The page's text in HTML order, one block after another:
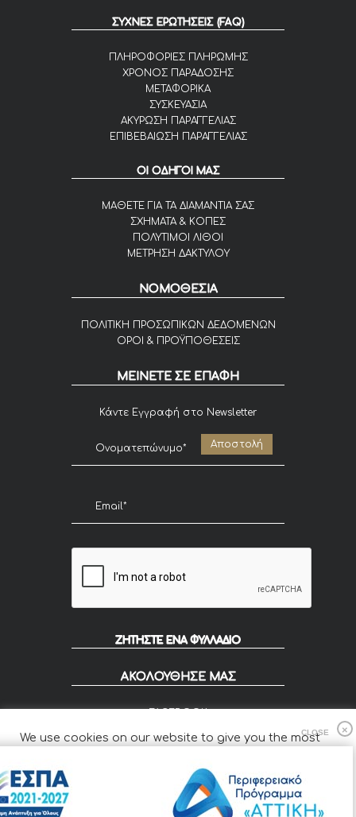
ΣΥΧΝΕΣ ΕΡΩΤΗΣΕΙΣ (FAQ)
ΠΛΗΡΟΦΟΡΙΕΣ ΠΛΗΡΩΜΗΣ
ΧΡΟΝΟΣ ΠΑΡΑΔΟΣΗΣ
ΜΕΤΑΦΟΡΙΚΑ
ΣΥΣΚΕΥΑΣΙΑ
ΑΚΥΡΩΣΗ ΠΑΡΑΓΓΕΛΙΑΣ
ΕΠΙΒΕΒΑΙΩΣΗ ΠΑΡΑΓΓΕΛΙΑΣ
ΟΙ ΟΔΗΓΟΙ ΜΑΣ
ΜΑΘΕΤΕ ΓΙΑ ΤΑ ΔΙΑΜΑΝΤΙΑ ΣΑΣ
ΣΧΗΜΑΤΑ & ΚΟΠΕΣ
ΠΟΛΥΤΙΜΟΙ ΛΙΘΟΙ
ΜΕΤΡΗΣΗ ΔΑΚΤΥΛΟΥ
ΝΟΜΟΘΕΣΙΑ
ΠΟΛΙΤΙΚΗ ΠΡΟΣΩΠΙΚΩΝ ΔΕΔΟΜΕΝΩΝ
ΟΡΟΙ & ΠΡΟΫΠΟΘΕΣΕΙΣ
ΜΕΙΝΕΤΕ ΣΕ ΕΠΑΦΗ
Κάντε Εγγραφή στο Newsletter
ΖΗΤΗΣΤΕ ΕΝΑ ΦΥΛΛΑΔΙΟ
ΑΚΟΛΟΥΘΗΣΕ ΜΑΣ
FLIP
© 2020 KOUZOUPIS - Designed by Smartvision
We use cookies on our website to give you the most
and repeat visits.
Cookie Settings Accept All